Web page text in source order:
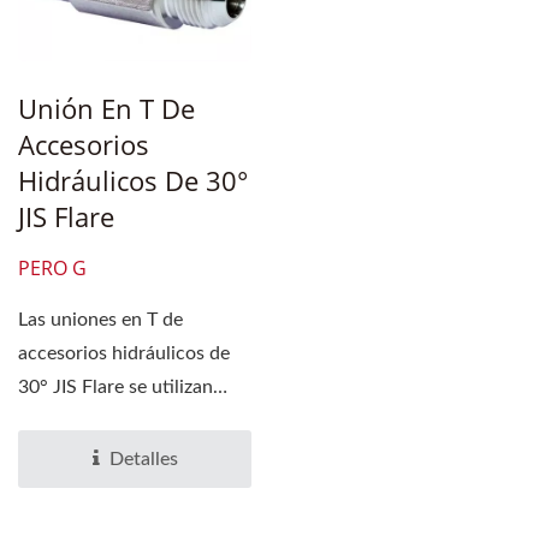
Unión En T De
Accesorios
Hidráulicos De 30°
JIS Flare
PERO G
Las uniones en T de
accesorios hidráulicos de
30° JIS Flare se utilizan
Detalles